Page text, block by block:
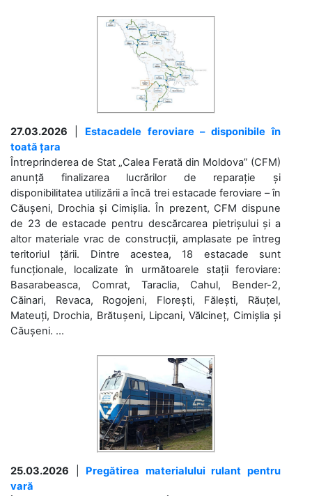
27.03.2026
Estacadele feroviare – disponibile în
toată țara
Întreprinderea de Stat „Calea Ferată din Moldova” (CFM)
anunță finalizarea lucrărilor de reparație și
disponibilitatea utilizării a încă trei estacade feroviare – în
Căușeni, Drochia și Cimișlia. În prezent, CFM dispune
de 23 de estacade pentru descărcarea pietrișului și a
altor materiale vrac de construcții, amplasate pe întreg
teritoriul țării. Dintre acestea, 18 estacade sunt
funcționale, localizate în următoarele stații feroviare:
Basarabeasca, Comrat, Taraclia, Cahul, Bender-2,
Căinari, Revaca, Rogojeni, Florești, Fălești, Răuțel,
Mateuți, Drochia, Brătușeni, Lipcani, Vălcineț, Cimișlia și
Căușeni. ...
25.03.2026
Pregătirea materialului rulant pentru
vară